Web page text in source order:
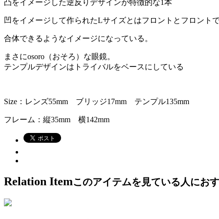
凸をイメージした逆反りデザインが特徴的な1本
凹をイメージして作られたLサイズとはフロントとフロント
合体できるようなイメージになっている。
まさにosoro（おそろ）な眼鏡。
テンプルデザインはトライバルをベースにしている
Size：レンズ55mm ブリッジ17mm テンプル135mm
フレーム：縦35mm 横142mm
Relation Itemこのアイテムを見ている人にお